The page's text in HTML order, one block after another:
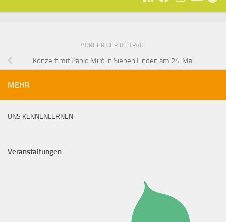
VORHERIGER BEITRAG
Konzert mit Pablo Miró in Sieben Linden am 24. Mai
MEHR
UNS KENNENLERNEN
Veranstaltungen